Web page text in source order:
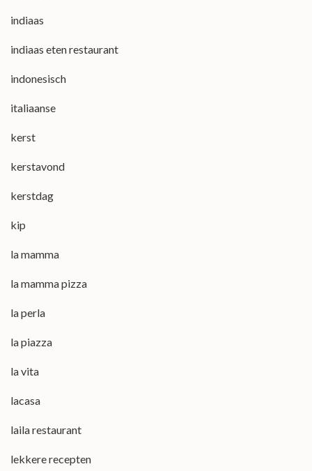
indiaas
indiaas eten restaurant
indonesisch
italiaanse
kerst
kerstavond
kerstdag
kip
la mamma
la mamma pizza
la perla
la piazza
la vita
lacasa
laila restaurant
lekkere recepten